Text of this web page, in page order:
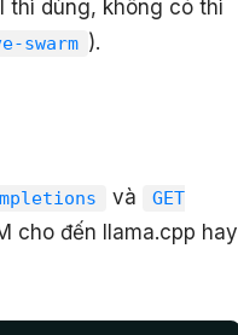
thì dùng, không có thì
swarm ).
và
GET
cho đến llama.cpp hay